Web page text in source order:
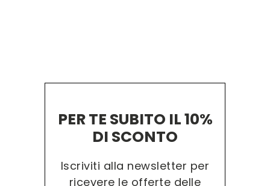
PER TE SUBITO IL 10%
DI SCONTO
Iscriviti alla newsletter per
ricevere le offerte delle